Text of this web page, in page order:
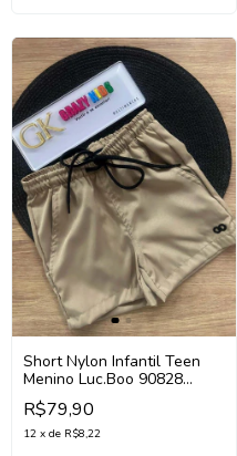
Short Nylon Infantil Teen
Menino Luc.Boo 90828
(Bege)
R$79,90
12 x de R$8,22